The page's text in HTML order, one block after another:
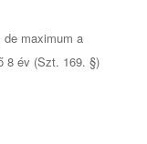
maximum a
8 év (Szt. 169. §)